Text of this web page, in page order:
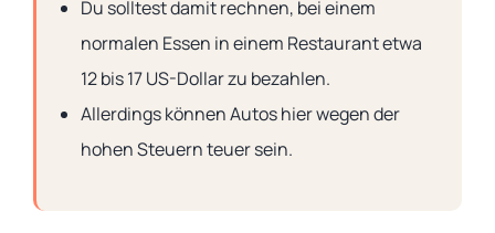
Du solltest damit rechnen, bei einem
normalen Essen in einem Restaurant etwa
12 bis 17 US-Dollar zu bezahlen.
Allerdings können Autos hier wegen der
hohen Steuern teuer sein.